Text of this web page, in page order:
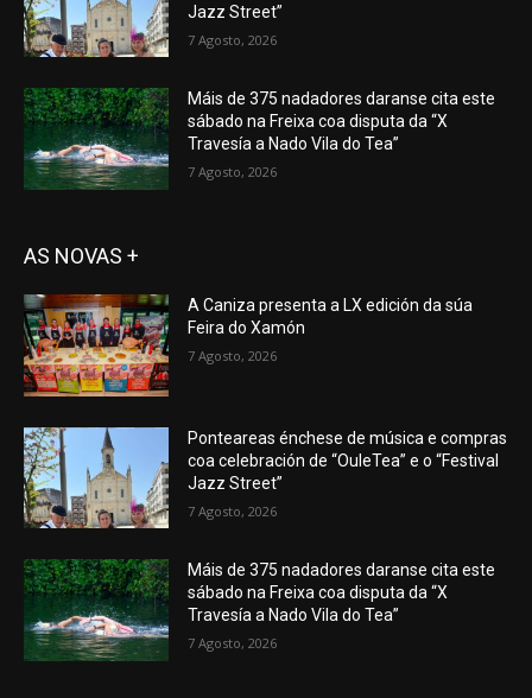
Jazz Street”
7 Agosto, 2026
Máis de 375 nadadores daranse cita este
sábado na Freixa coa disputa da “X
Travesía a Nado Vila do Tea”
7 Agosto, 2026
AS NOVAS +
A Caniza presenta a LX edición da súa
Feira do Xamón
7 Agosto, 2026
Ponteareas énchese de música e compras
coa celebración de “OuleTea” e o “Festival
Jazz Street”
7 Agosto, 2026
Máis de 375 nadadores daranse cita este
sábado na Freixa coa disputa da “X
Travesía a Nado Vila do Tea”
7 Agosto, 2026